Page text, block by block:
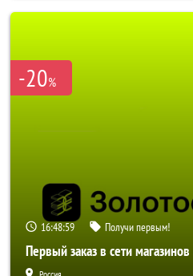
-20%
16:48:57 Получи первым!
Первый заказ в сети